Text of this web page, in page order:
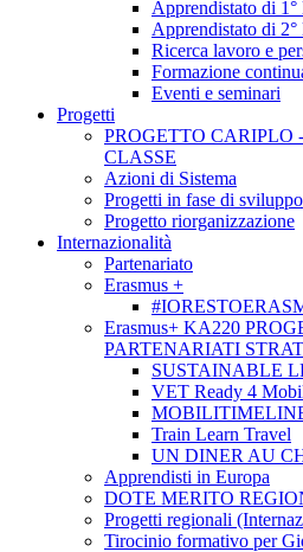
Apprendistato di
Apprendistato di
Ricerca lavoro e
Formazione
Eventi e seminari
Progetti
PROGETTO CARIPLO
CLASSE
Azioni di Sistema
Progetti in fase di sviluppo
Progetto riorganizzazione
Internazionalità
Partenariato
Erasmus +
Erasmus+ KA220
PARTENARIATI
SUSTAINABLE
VET Ready 4
Train Learn Travel
UN DINER AU
Apprendisti in Europa
DOTE MERITO
Progetti regionali
Tirocinio formativo per